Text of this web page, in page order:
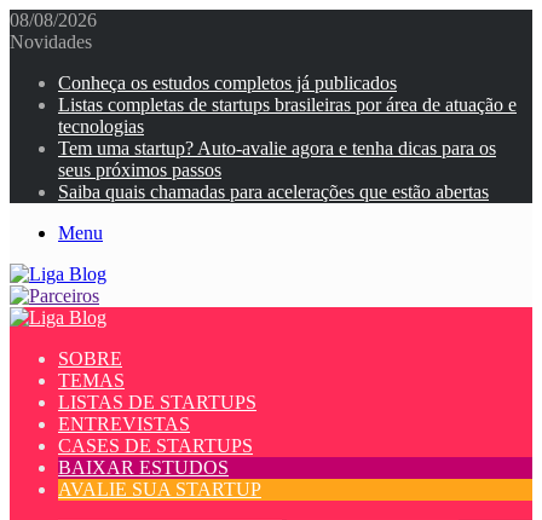
08/08/2026
Novidades
Conheça os estudos completos já publicados
Listas completas de startups brasileiras por área de atuação e
tecnologias
Tem uma startup? Auto-avalie agora e tenha dicas para os
seus próximos passos
Saiba quais chamadas para acelerações que estão abertas
Menu
SOBRE
TEMAS
LISTAS DE STARTUPS
ENTREVISTAS
CASES DE STARTUPS
BAIXAR ESTUDOS
AVALIE SUA STARTUP